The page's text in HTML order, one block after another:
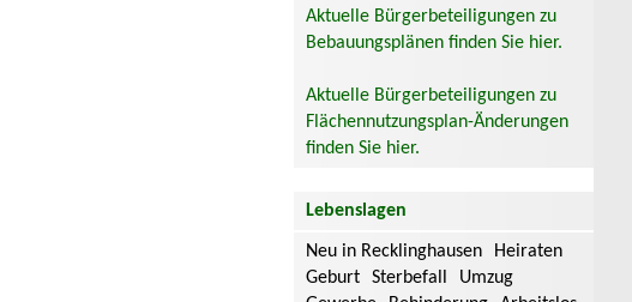
Aktuelle Bürgerbeteiligungen zu
Bebauungsplänen finden Sie hier.
Aktuelle Bürgerbeteiligungen zu
Flächennutzungsplan-Änderungen
finden Sie hier.
Lebenslagen
Neu in Recklinghausen
Heiraten
Geburt
Sterbefall
Umzug